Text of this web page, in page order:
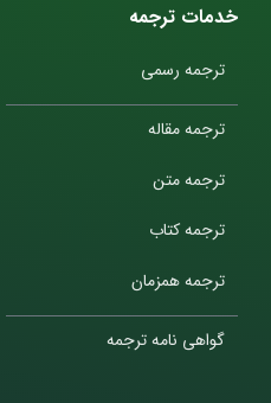
خدمات ترجمه
ترجمه رسمی
ترجمه مقاله
ترجمه متن
ترجمه کتاب
ترجمه همزمان
گواهی نامه ترجمه